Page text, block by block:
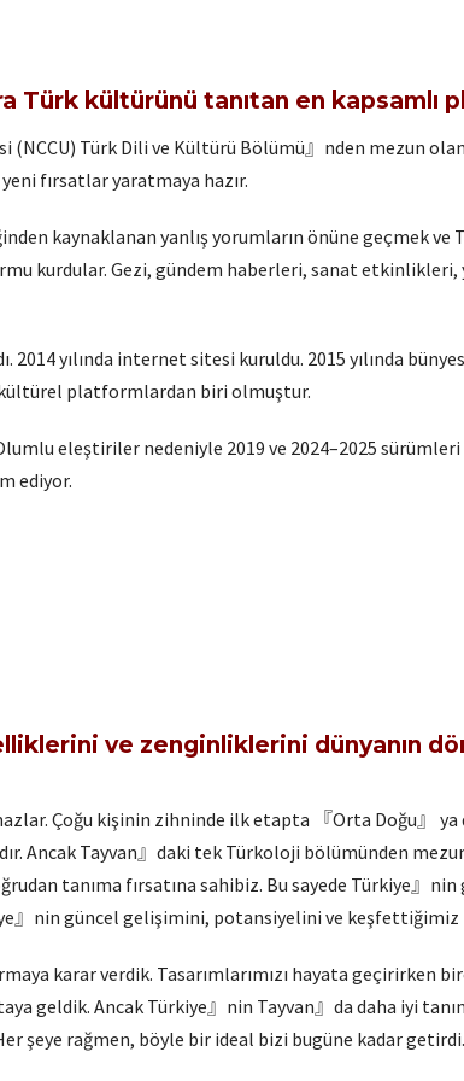
Türk kültürünü tanıtan en kapsamlı
Türk Dili ve Kültürü Bölümü』nden mezun
fırsatlar yaratmaya hazır.
kaynaklanan yanlış yorumların önüne geçmek
kurdular. Gezi, gündem haberleri, sanat
2014 yılında internet sitesi kuruldu. 2015 yılında
kültürel platformlardan biri olmuştur.
eleştiriler nedeniyle 2019 ve 2024–2025
ediyor.
ve zenginliklerini dünyanın
Çoğu kişinin zihninde ilk etapta 『Orta Doğu』 ya
Ancak Tayvan』daki tek Türkoloji bölümünden
tanıma fırsatına sahibiz. Bu sayede Türkiye
』nin güncel gelişimini, potansiyelini ve
karar verdik. Tasarımlarımızı hayata
geldik. Ancak Türkiye』nin Tayvan』da daha iyi
şeye rağmen, böyle bir ideal bizi bugüne kadar getirdi.